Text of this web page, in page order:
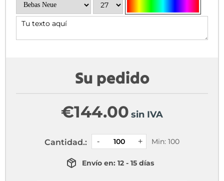
Su pedido
€144.00 sin IVA
Cantidad.: Min: 100
Envío en: 12 - 15 días